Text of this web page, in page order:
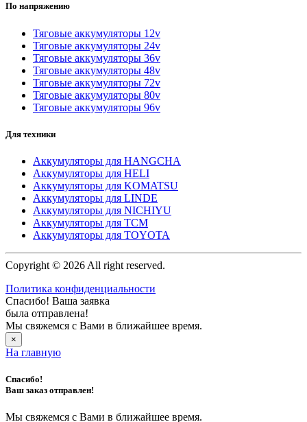
По напряжению
Тяговые аккумуляторы 12v
Тяговые аккумуляторы 24v
Тяговые аккумуляторы 36v
Тяговые аккумуляторы 48v
Тяговые аккумуляторы 72v
Тяговые аккумуляторы 80v
Тяговые аккумуляторы 96v
Для техники
Аккумуляторы для HANGCHA
Аккумуляторы для HELI
Аккумуляторы для KOMATSU
Аккумуляторы для LINDE
Аккумуляторы для NICHIYU
Аккумуляторы для TCM
Аккумуляторы для TOYOTA
Copyright © 2026 All right reserved.
Политика конфиденциальности
Спасибо! Ваша заявка
была отправлена!
Мы свяжемся с Вами в ближайшее время.
×
На главную
Спасибо!
Ваш заказ отправлен!
Мы свяжемся с Вами в ближайшее время.